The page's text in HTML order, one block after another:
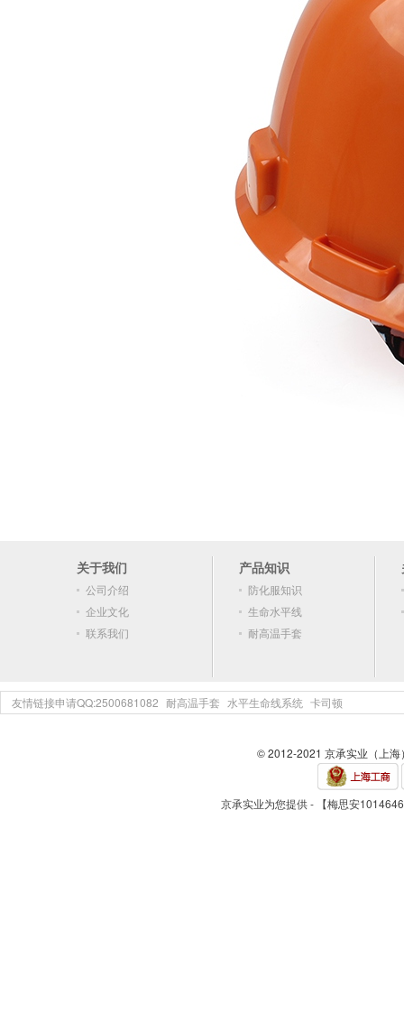
关于我们
公司介绍
企业文化
联系我们
产品知识
防化服知识
生命水平线
耐高温手套
友情链接申请QQ:2500681082 耐高温手套 水平生命线系统 卡司顿
© 2012-2021 京承实业（上
京承实业为您提供 - 【梅思安